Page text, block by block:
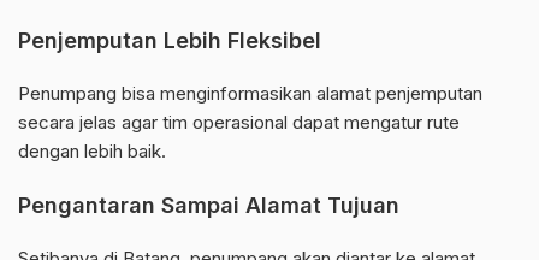
Penjemputan Lebih Fleksibel
Penumpang bisa menginformasikan alamat penjemputan
secara jelas agar tim operasional dapat mengatur rute
dengan lebih baik.
Pengantaran Sampai Alamat Tujuan